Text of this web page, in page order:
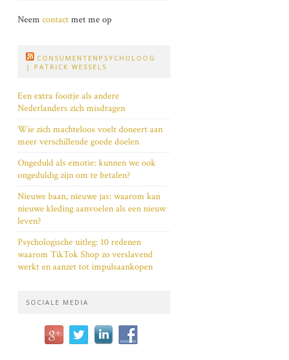
Neem contactmet me op
CONSUMENTENPSYCHOLOOG
| PATRICK WESSELS
Een extra fooitje als andere
Nederlanders zich misdragen
Wie zich machteloos voelt doneert aan
meer verschillende goede doelen
Ongeduld als emotie: kunnen we ook
ongeduldig zijn om te betalen?
Nieuwe baan, nieuwe jas: waarom kan
nieuwe kleding aanvoelen als een nieuw
leven?
Psychologische uitleg: 10 redenen
waarom TikTok Shop zo verslavend
werkt en aanzet tot impulsaankopen
SOCIALE MEDIA